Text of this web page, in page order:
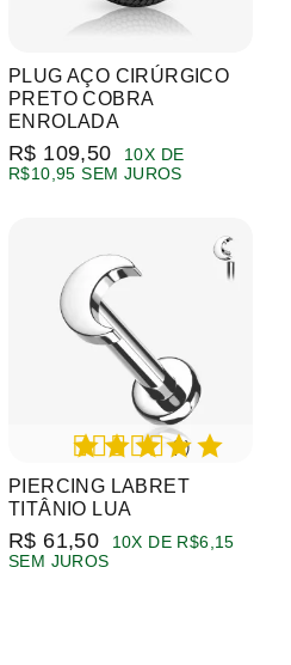
PLUG AÇO CIRÚRGICO
PRETO COBRA
ENROLADA
R$ 109,50
10X DE
R$10,95 SEM JUROS
PIERCING LABRET
TITÂNIO LUA
(1)
R$ 61,50
10X DE R$6,15
SEM JUROS